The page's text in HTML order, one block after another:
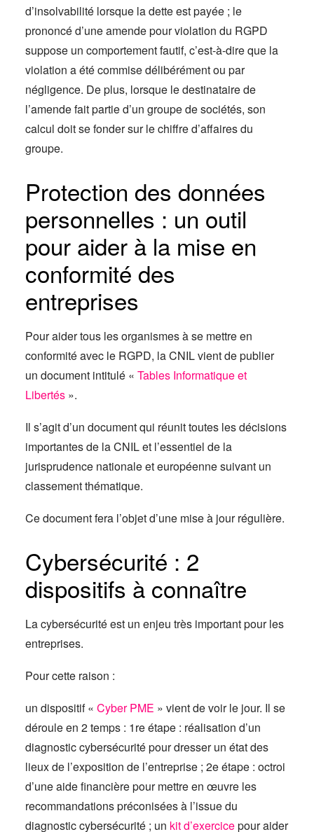
d’insolvabilité lorsque la dette est payée ; le
prononcé d’une amende pour violation du RGPD
suppose un comportement fautif, c’est-à-dire que la
violation a été commise délibérément ou par
négligence. De plus, lorsque le destinataire de
l’amende fait partie d’un groupe de sociétés, son
calcul doit se fonder sur le chiffre d’affaires du
groupe.
Protection des données
personnelles : un outil
pour aider à la mise en
conformité des
entreprises
Pour aider tous les organismes à se mettre en
conformité avec le RGPD, la CNIL vient de publier
un document intitulé « Tables Informatique et
Libertés ».
Il s’agit d’un document qui réunit toutes les décisions
importantes de la CNIL et l’essentiel de la
jurisprudence nationale et européenne suivant un
classement thématique.
Ce document fera l’objet d’une mise à jour régulière.
Cybersécurité : 2
dispositifs à connaître
La cybersécurité est un enjeu très important pour les
entreprises.
Pour cette raison :
un dispositif « Cyber PME » vient de voir le jour. Il se
déroule en 2 temps : 1re étape : réalisation d’un
diagnostic cybersécurité pour dresser un état des
lieux de l’exposition de l’entreprise ; 2e étape : octroi
d’une aide financière pour mettre en œuvre les
recommandations préconisées à l’issue du
diagnostic cybersécurité ; un kit d’exercicepour aider